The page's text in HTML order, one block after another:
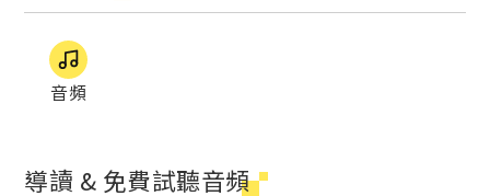
音頻
導讀 & 免費試聽音頻